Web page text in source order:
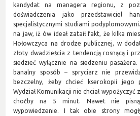
kandydat na managera regionu, z
doświadczenia jako przedstawiciel
specjalistycznymi studiami
na jaw, iż ów ideał zataił fakt, że kilka
Hołowczyca na drodze publicznej, w
złoty dwadzieścia z tendencją rosnącą i
siedzieć wyłącznie na siedzeniu
banalny sposób – spryciarz nie
bezczelny, żeby chcieć kserokopii
Wydział Komunikacji nie chciał
choćby na 5 minut. Nawet nie
wypowiedzenie. I tak obie strony